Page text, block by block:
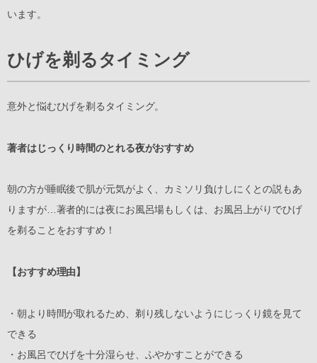
います。
ひげを剃るタイミング
意外と悩むひげを剃るタイミング。
著者はじっくり時間のとれる夜がおすすめ
朝の方が睡眠後で肌が元気がよく、カミソリ負けしにくとの説もあ
りますが…著者的には夜にお風呂場もしくは、お風呂上がりでひげ
を剃ることをおすすめ！
【おすすめ理由】
・朝より時間が取れるため、剃り残しないようにじっくり鏡を見て
できる
・お風呂でひげを十分湿らせ、ふやかすことができる